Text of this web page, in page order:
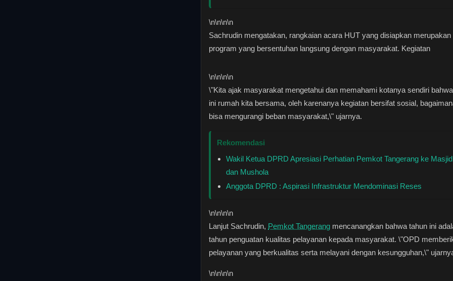
\n\n\n\n
Sachrudin mengatakan, rangkaian acara HUT yang disiapkan merupakan
program yang bersentuhan langsung dengan masyarakat. Kegiatan
\n\n\n\n
\"Kita ajak masyarakat mengetahui dan memahami kotanya sendiri
ini rumah kita bersama, oleh karenanya kegiatan bersifat sosial,
bisa mengurangi beban masyarakat,\" ujarnya.
Rekomendasi
Wakil Ketua DPRD Apresiasi Perhatian Pemkot Tangerang ke Masjid
dan Mushola
Anggota DPRD : Aspirasi Infrastruktur Mendominasi Reses
\n\n\n\n
Lanjut Sachrudin, Pemkot Tangerang mencanangkan bahwa tahun ini
tahun penguatan kualitas pelayanan kepada masyarakat. \"OPD
pelayanan yang berkualitas serta melayani dengan kesungguhan,\"
\n\n\n\n